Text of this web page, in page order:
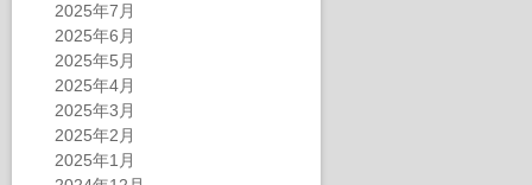
2025年7月
2025年6月
2025年5月
2025年4月
2025年3月
2025年2月
2025年1月